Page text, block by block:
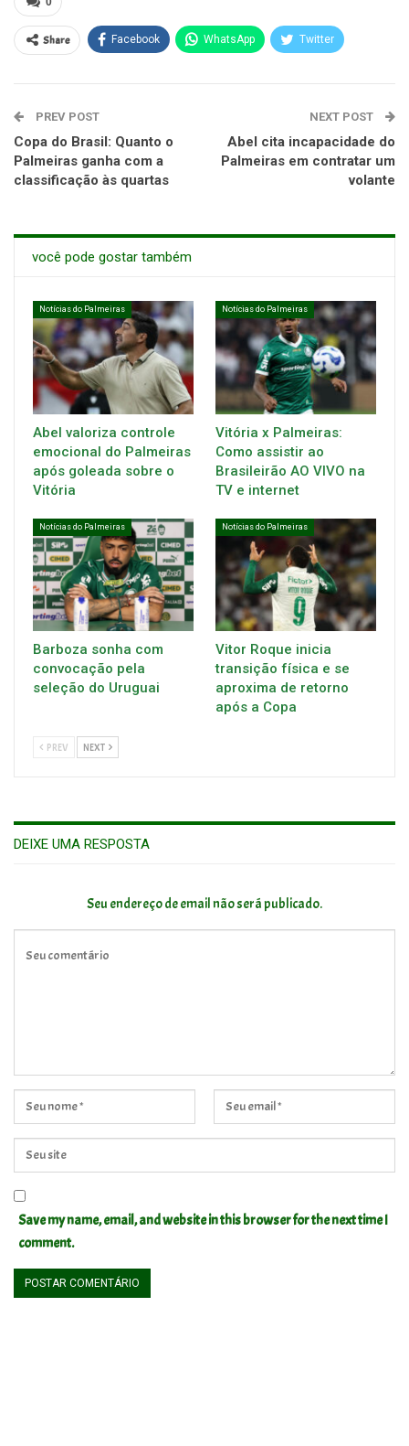
Share Facebook WhatsApp Twitter
PREV POST
Copa do Brasil: Quanto o
Palmeiras ganha com a
classificação às quartas
NEXT POST
Abel cita incapacidade do
Palmeiras em contratar um
volante
você pode gostar também
Notícias do Palmeiras
Abel valoriza controle
emocional do Palmeiras
após goleada sobre o
Vitória
Notícias do Palmeiras
Vitória x Palmeiras:
Como assistir ao
Brasileirão AO VIVO na
TV e internet
Notícias do Palmeiras
Barboza sonha com
convocação pela
seleção do Uruguai
Notícias do Palmeiras
Vitor Roque inicia
transição física e se
aproxima de retorno
após a Copa
PREV NEXT
DEIXE UMA RESPOSTA
Seu endereço de email não será publicado.
Save my name, email, and website in this browser for the next time I
comment.